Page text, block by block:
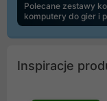
Polecane zestawy
komputery do gier i
Inspiracje